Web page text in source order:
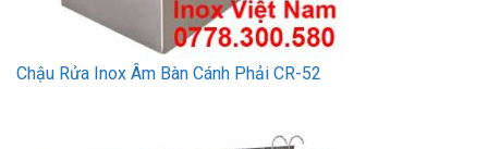
Chậu Rửa Inox Âm Bàn Cánh Phải CR-52